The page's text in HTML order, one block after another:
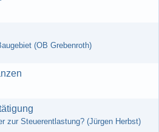
(OB Grebenroth)
zur Steuerentlastung? (Jürgen Herbst)